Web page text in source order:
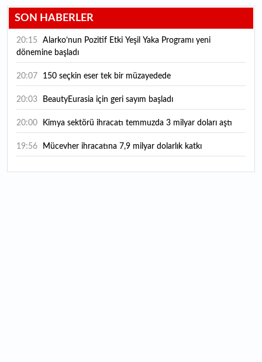
SON HABERLER
20:15
dönemine başladı
20:07 150 seçkin eser tek bir müzayedede
20:03 BeautyEurasia için geri sayım başladı
20:00 Kimya sektörü ihracatı temmuzda 3 milyar doları aştı
19:56 Mücevher ihracatına 7,9 milyar dolarlık katkı
18:21 Güç elektroniğinde küresel oyun kurucu olmayı